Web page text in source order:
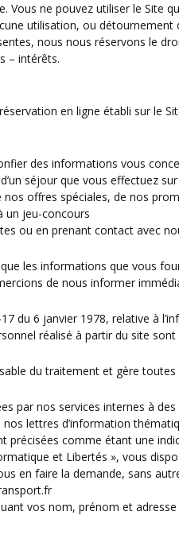
Vous ne pouvez utiliser le Site
utilisation, ou
nous nous réservons le
– intérêts.
en ligne établi sur le
des informations vous
séjour que vous effectuez
offres spéciales, de nos
un jeu-concours
ou en prenant contact avec
les informations que vous
de nous informer
du 6 janvier 1978, relative à
réalisé à partir du site
du traitement et gère
par nos services internes à
lettres d’information
précisées comme étant une
et Libertés », vous
en faire la demande, sans
vos nom, prénom et adresse